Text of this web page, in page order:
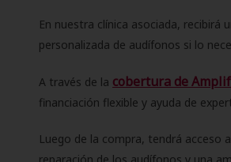
En nuestra clínica asociada, recibirá
personalizada de audífonos si lo
A través de la cobertura de
financiación flexible y ayuda de
Luego de la compra, tendrá